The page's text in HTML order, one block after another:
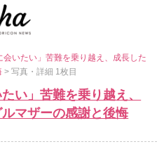
会いたい」苦難を乗り越え、成長した
> 写真・詳細 1枚目
い」苦難を乗り越え、
マザーの感謝と後悔